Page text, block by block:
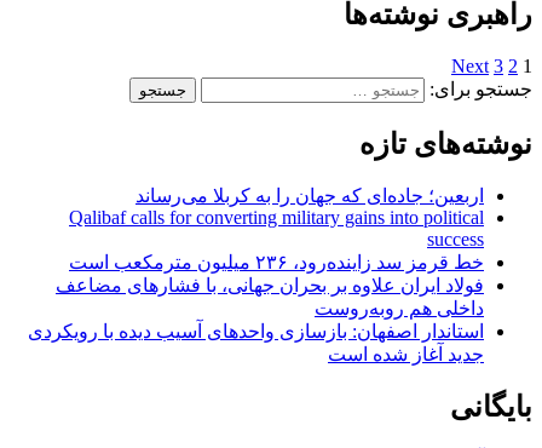
راهبری نوشته‌ها
1
2
3
Next
جستجو برای:
نوشته‌های تازه
اربعین؛ جاده‌ای که جهان را به کربلا می‌رساند
Qalibaf calls for converting military gains into political
success
خط قرمز سد زاینده‌رود، ۲۳۶ میلیون مترمکعب است
فولاد ایران علاوه بر بحران جهانی، با فشارهای مضاعف
داخلی هم روبه‌روست
استاندار اصفهان: بازسازی واحدهای آسیب دیده با رویکردی
جدید آغاز شده است
بایگانی